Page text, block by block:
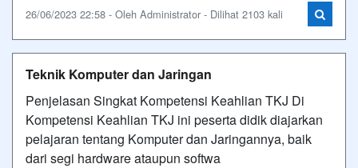
26/06/2023 22:58 - Oleh Administrator - Dilihat 2103 kali
Teknik Komputer dan Jaringan
Penjelasan Singkat Kompetensi Keahlian TKJ Di
Kompetensi Keahlian TKJ ini peserta didik diajarkan
pelajaran tentang Komputer dan Jaringannya, baik
dari segi hardware ataupun softwa